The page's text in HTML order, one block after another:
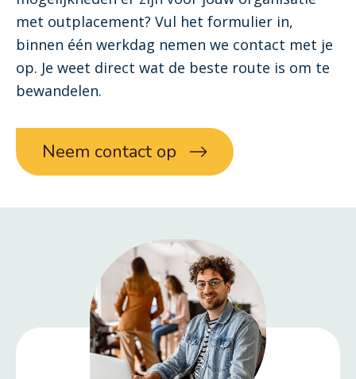
met outplacement? Vul het formulier in,
binnen één werkdag nemen we contact met je
op. Je weet direct wat de beste route is om te
bewandelen.
Neem contact op